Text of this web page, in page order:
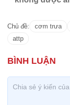
Chủ đề: cơm trưa
attp